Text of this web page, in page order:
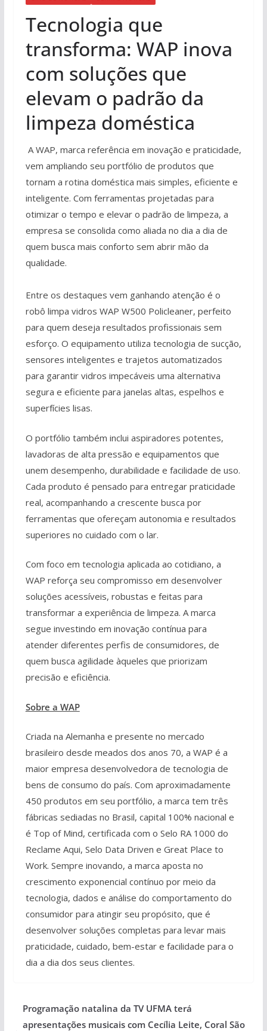
Tecnologia que
transforma: WAP inova
com soluções que
elevam o padrão da
limpeza doméstica
A WAP, marca referência em inovação e praticidade,
vem ampliando seu portfólio de produtos que
tornam a rotina doméstica mais simples, eficiente e
inteligente. Com ferramentas projetadas para
otimizar o tempo e elevar o padrão de limpeza, a
empresa se consolida como aliada no dia a dia de
quem busca mais conforto sem abrir mão da
qualidade.
Entre os destaques vem ganhando atenção é o
robô limpa vidros WAP W500 Policleaner, perfeito
para quem deseja resultados profissionais sem
esforço. O equipamento utiliza tecnologia de sucção,
sensores inteligentes e trajetos automatizados
para garantir vidros impecáveis uma alternativa
segura e eficiente para janelas altas, espelhos e
superfícies lisas.
O portfólio também inclui aspiradores potentes,
lavadoras de alta pressão e equipamentos que
unem desempenho, durabilidade e facilidade de uso.
Cada produto é pensado para entregar praticidade
real, acompanhando a crescente busca por
ferramentas que ofereçam autonomia e resultados
superiores no cuidado com o lar.
Com foco em tecnologia aplicada ao cotidiano, a
WAP reforça seu compromisso em desenvolver
soluções acessíveis, robustas e feitas para
transformar a experiência de limpeza. A marca
segue investindo em inovação contínua para
atender diferentes perfis de consumidores, de
quem busca agilidade àqueles que priorizam
precisão e eficiência.
Sobre a WAP
Criada na Alemanha e presente no mercado
brasileiro desde meados dos anos 70, a WAP é a
maior empresa desenvolvedora de tecnologia de
bens de consumo do país. Com aproximadamente
450 produtos em seu portfólio, a marca tem três
fábricas sediadas no Brasil, capital 100% nacional e
é Top of Mind, certificada com o Selo RA 1000 do
Reclame Aqui, Selo Data Driven e Great Place to
Work. Sempre inovando, a marca aposta no
crescimento exponencial contínuo por meio da
tecnologia, dados e análise do comportamento do
consumidor para atingir seu propósito, que é
desenvolver soluções completas para levar mais
praticidade, cuidado, bem-estar e facilidade para o
dia a dia dos seus clientes.
Programação natalina da TV UFMA terá
apresentações musicais com Cecília Leite, Coral São